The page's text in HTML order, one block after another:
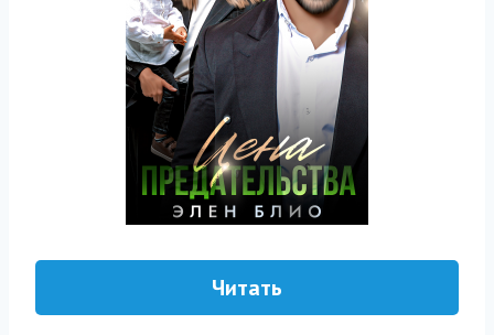
Читать